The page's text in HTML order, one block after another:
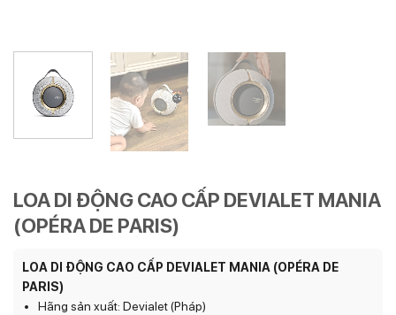
LOA DI ĐỘNG CAO CẤP DEVIALET MANIA
(OPÉRA DE PARIS)
LOA DI ĐỘNG CAO CẤP DEVIALET MANIA (OPÉRA DE
PARIS)
Hãng sản xuất: Devialet (Pháp)